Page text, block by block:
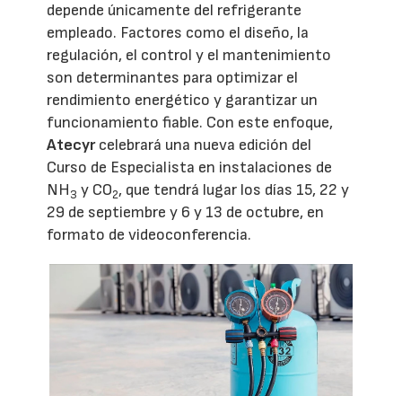
depende únicamente del refrigerante
empleado. Factores como el diseño, la
regulación, el control y el mantenimiento
son determinantes para optimizar el
rendimiento energético y garantizar un
funcionamiento fiable. Con este enfoque,
Atecyrcelebrará una nueva edición del
Curso de Especialista en instalaciones de
NH3 y CO2, que tendrá lugar los días 15, 22 y
29 de septiembre y 6 y 13 de octubre, en
formato de videoconferencia.